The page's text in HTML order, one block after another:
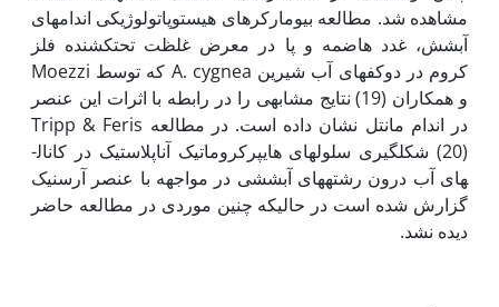
مشاهده شد. مطالعه بیومارکرهای هیستوپاتولوژیکی اندام­های
آبشش، غدد هاضمه و پا در معرض غلظت تحت­کشنده فلز
کروم در دوکفه­ای آب شیرین A. cygnea که توسط Moezzi
و همکاران (19) نتایج مشابهی را در رابطه با اثرات این عنصر
در اندام مانتل نشان داده است. در مطالعه Tripp & Feris
(20) شکل­گیری سلول­های هایپرکروماتیک آناپلاستیک در کانال­
های آب درون رشته­های آبششی در مواجهه با عنصر آرسنیک
گزارش شده است در حالی‏که چنین موردی در مطالعه حاضر
دیده نشد.